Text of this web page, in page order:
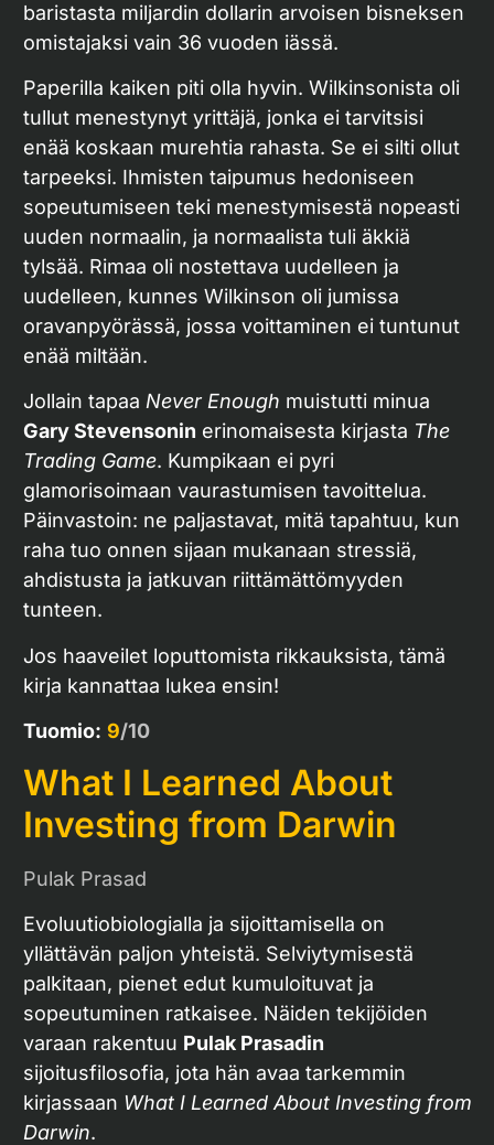
baristasta miljardin dollarin arvoisen bisneksen
omistajaksi vain 36 vuoden iässä.
Paperilla kaiken piti olla hyvin. Wilkinsonista oli
tullut menestynyt yrittäjä, jonka ei tarvitsisi
enää koskaan murehtia rahasta. Se ei silti ollut
tarpeeksi. Ihmisten taipumus hedoniseen
sopeutumiseen teki menestymisestä nopeasti
uuden normaalin, ja normaalista tuli äkkiä
tylsää. Rimaa oli nostettava uudelleen ja
uudelleen, kunnes Wilkinson oli jumissa
oravanpyörässä, jossa voittaminen ei tuntunut
enää miltään.
Jollain tapaa Never Enough muistutti minua
Gary Stevensonin erinomaisesta kirjasta The
Trading Game. Kumpikaan ei pyri
glamorisoimaan vaurastumisen tavoittelua.
Päinvastoin: ne paljastavat, mitä tapahtuu, kun
raha tuo onnen sijaan mukanaan stressiä,
ahdistusta ja jatkuvan riittämättömyyden
tunteen.
Jos haaveilet loputtomista rikkauksista, tämä
kirja kannattaa lukea ensin!
Tuomio: 9/10
What I Learned About
Investing from Darwin
Pulak Prasad
Evoluutiobiologialla ja sijoittamisella on
yllättävän paljon yhteistä. Selviytymisestä
palkitaan, pienet edut kumuloituvat ja
sopeutuminen ratkaisee. Näiden tekijöiden
varaan rakentuu Pulak Prasadin
sijoitusfilosofia, jota hän avaa tarkemmin
kirjassaan What I Learned About Investing from
Darwin.